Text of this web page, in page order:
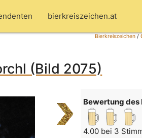
bierkreiszeichen.at
Bierkreiszeichen/
(Bild 2075)
Bewertung des
4.00 bei 3